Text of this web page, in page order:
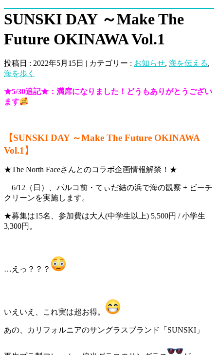
SUNSKI DAY ～Make The
Future OKINAWA Vol.1
投稿日 : 2022年5月15日 | カテゴリー : お知らせ, 海を伝える,
海を歩く
★5/30追記★：満席になりました！どうもありがとうござい
ます
【SUNSKI DAY ～Make The Future OKINAWA
Vol.1】
★The North Faceさんとのコラボ企画情報解禁！★
6/12（日）、パルコ前・てぃだ結の浜で海の観察 + ビーチ
クリーンを実施します。
★募集は15名、参加費は大人(中学生以上) 5,500円 / 小学生
3,300円。
…えっ？？？
いえいえ、これ実は超お得。
あの、カリフォルニアのサングラスブランド「SUNSKI」